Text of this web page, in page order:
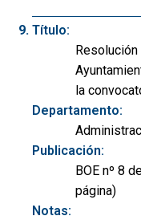
Título:
la
Departamento:
Publicación:
BOE nº 8
página)
Notas: